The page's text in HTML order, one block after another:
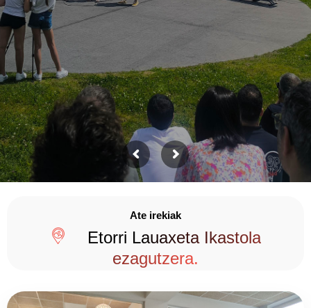
Ate irekiak
Etorri Lauaxeta Ikastola
ezagutzera.